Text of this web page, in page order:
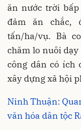
ăn nước trời
đảm ăn chắc,
tấn/ha/vụ. Bà
chăm lo nuôi
công dân có ích
xây dựng xã hội
Ninh Thuận:
văn hóa dân tộc